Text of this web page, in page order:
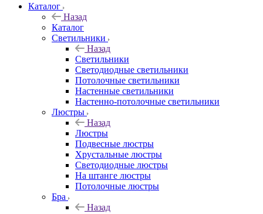
Каталог
Назад
Каталог
Светильники
Назад
Светильники
Светодиодные светильники
Потолочные светильники
Настенные светильники
Настенно-потолочные светильники
Люстры
Назад
Люстры
Подвесные люстры
Хрустальные люстры
Светодиодные люстры
На штанге люстры
Потолочные люстры
Бра
Назад